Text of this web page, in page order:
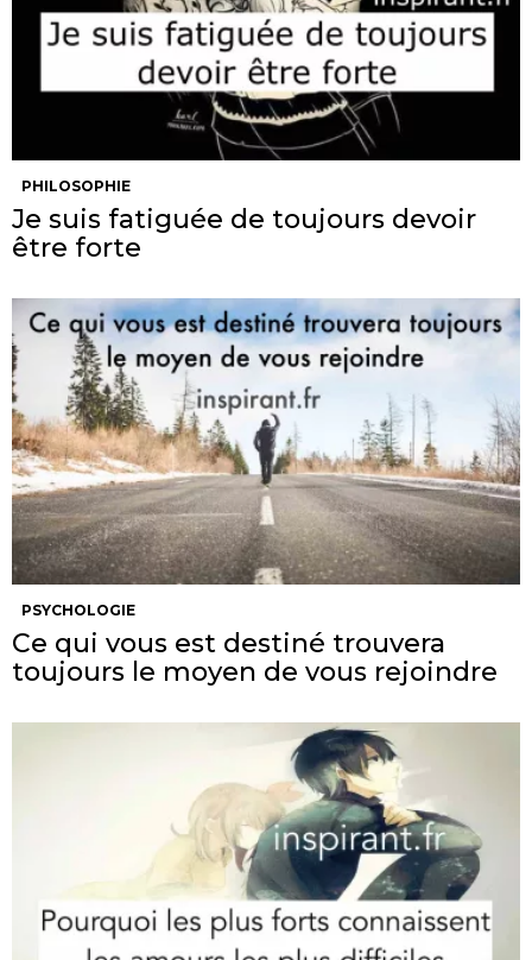
PHILOSOPHIE
Je suis fatiguée de toujours devoir
être forte
PSYCHOLOGIE
Ce qui vous est destiné trouvera
toujours le moyen de vous rejoindre